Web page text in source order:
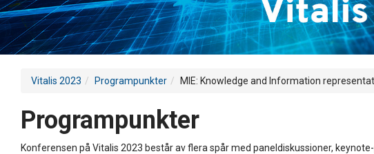
Vitalis 2023 Programpunkter MIE: Knowledge and Information
Programpunkter
Konferensen på Vitalis 2023 består av flera spår med paneldiskussioner,